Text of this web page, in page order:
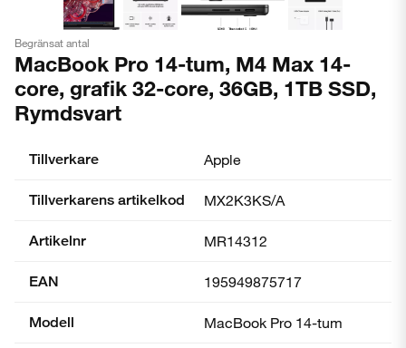
Begränsat antal
MacBook Pro 14-tum, M4 Max 14-
core, grafik 32-core, 36GB, 1TB SSD,
Rymdsvart
Tillverkare Apple
Tillverkarens artikelkod MX2K3KS/A
Artikelnr MR14312
EAN 195949875717
Modell MacBook Pro 14-tum